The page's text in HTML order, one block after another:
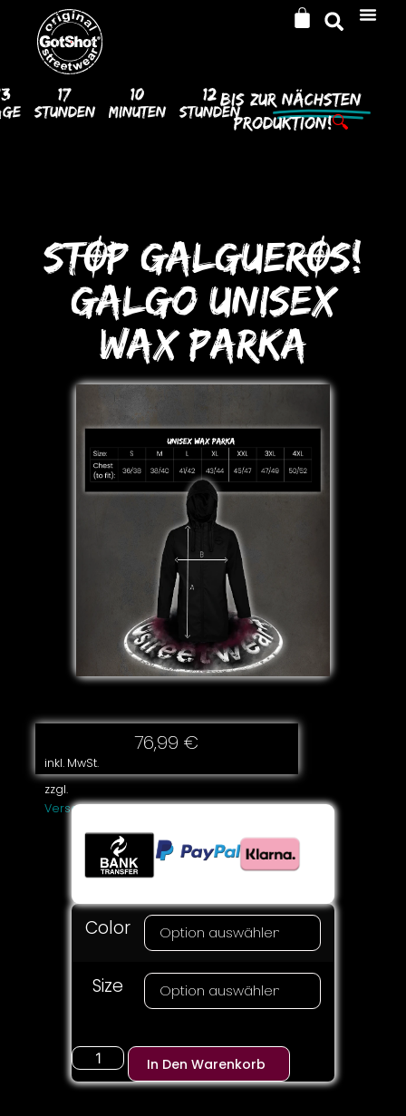
17
Stunden
10
Minuten
12
Stunden
Bis ZurNächsten
Produktion!🔍
STOP GALGUEROS!
Galgo UNISEX
WAX PARKA
76,99€
inkl. MwSt.
zzgl.
Versandkosten
Color
Size
In Den Warenkorb